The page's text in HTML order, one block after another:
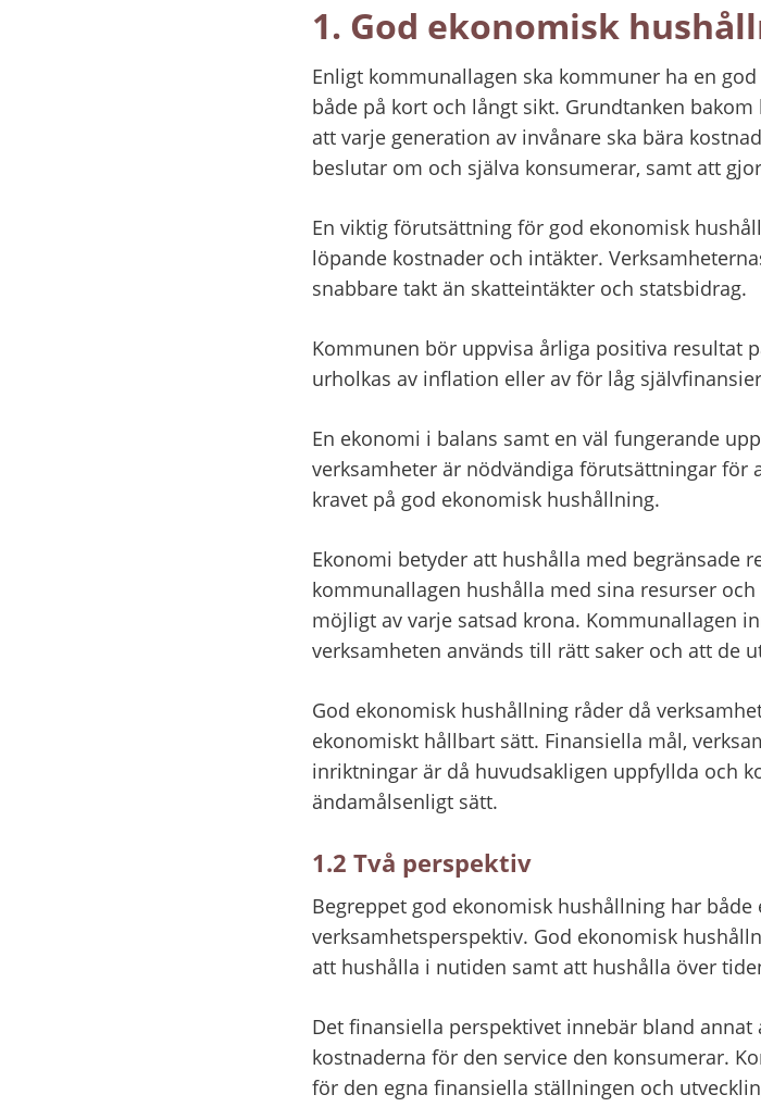
1. God ekonomisk
Enligt kommunallagen ska kommuner ha en
både på kort och långt sikt. Grundtanken
att varje generation av invånare ska bära
beslutar om och själva konsumerar, samt att
En viktig förutsättning för god ekonomisk
löpande kostnader och intäkter.
snabbare takt än skatteintäkter och statsbidrag.
Kommunen bör uppvisa årliga positiva resultat
urholkas av inflation eller av för låg
En ekonomi i balans samt en väl fungerande
verksamheter är nödvändiga förutsättningar för
kravet på god ekonomisk hushållning.
Ekonomi betyder att hushålla med begränsade
kommunallagen hushålla med sina resurser
möjligt av varje satsad krona. Kommunallagen
verksamheten används till rätt saker och att de
God ekonomisk hushållning råder då
ekonomiskt hållbart sätt. Finansiella mål,
inriktningar är då huvudsakligen uppfyllda och
ändamålsenligt sätt.
1.2 Två perspektiv
Begreppet god ekonomisk hushållning har
verksamhetsperspektiv. God ekonomisk
att hushålla i nutiden samt att hushålla över
Det finansiella perspektivet innebär bland
kostnaderna för den service den konsumerar.
för den egna finansiella ställningen och